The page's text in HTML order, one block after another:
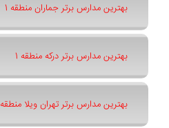
بهترین مدارس برتر جماران منطقه 1
بهترین مدارس برتر درکه منطقه 1
بهترین مدارس برتر تهران ویلا منطقه 2